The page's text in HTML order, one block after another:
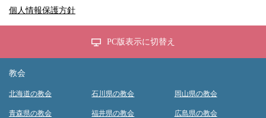
個人情報保護方針
PC版表示に切替え
教会
北海道の教会
青森県の教会
石川県の教会
福井県の教会
岡山県の教会
広島県の教会